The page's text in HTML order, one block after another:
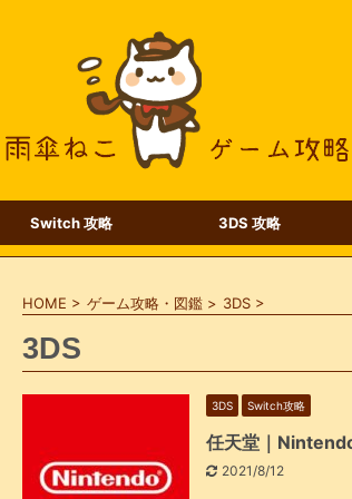
Switch 攻略 3DS 攻略
HOME > ゲーム攻略・図鑑 > 3DS >
3DS
3DS Switch攻略
任天堂｜
2021/8/12